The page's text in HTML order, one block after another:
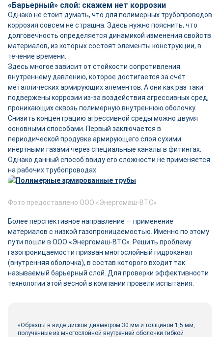
«Барьерный» слой: скажем нет коррозии
Однако не стоит думать, что для полимерных трубопроводов
коррозия совсем не страшна. Здесь нужно пояснить, что
долговечность определяется динамикой изменения свойств
материалов, из которых состоят элементы конструкции, в
течение времени.
Здесь многое зависит от стойкости сопротивления
внутреннему давлению, которое достигается за счёт
металлических армирующих элементов. А они как раз таки
подвержены коррозии из-за воздействия агрессивных сред,
проникающих сквозь полимерную внутреннюю оболочку.
Снизить концентрацию агрессивной среды можно двумя
основными способами. Первый заключается в
периодической продувке армирующего слоя сухими
инертными газами через специальные каналы в фитингах.
Однако данный способ ввиду его сложности не применяется
на рабочих трубопроводах.
Фото предоставлено ООО «Энергомаш-ВТС»
Более перспективное направление — применение
материалов с низкой газопроницаемостью. Именно по этому
пути пошли в ООО «Энергомаш-ВТС». Решить проблему
газопроницаемости призван многослойный гидроканал
(внутренняя оболочка), в состав которого входит так
называемый барьерный слой. Для проверки эффективности
технологии этой весной в компании провели испытания.
«Образцы в виде дисков диаметром 30 мм и толщиной 1,5 мм,
полученные из многослойной внутренней оболочки гибкой